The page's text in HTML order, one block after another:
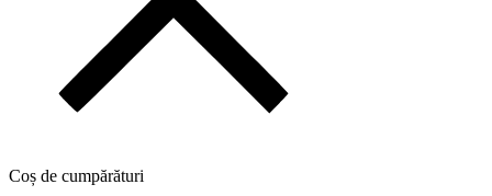
Coș de cumpărături